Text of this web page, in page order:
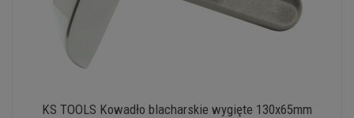
KS TOOLS Kowadło blacharskie wygięte 130x65mm